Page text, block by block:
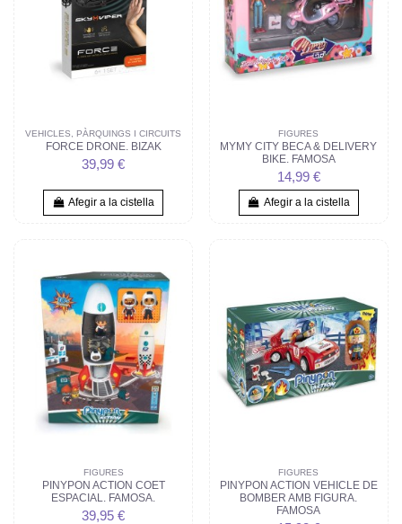
VEHICLES, PÀRQUINGS I CIRCUITS
FORCE DRONE. BIZAK
39,99 €
Afegir a la cistella
FIGURES
MYMY CITY BECA & DELIVERY
BIKE. FAMOSA
14,99 €
Afegir a la cistella
FIGURES
PINYPON ACTION COET
ESPACIAL. FAMOSA.
39,95 €
FIGURES
PINYPON ACTION VEHICLE DE
BOMBER AMB FIGURA.
FAMOSA